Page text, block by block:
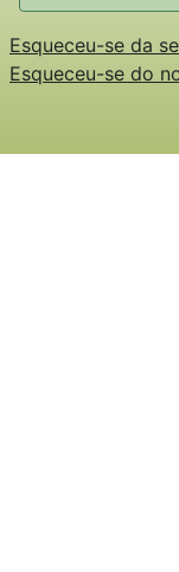
Esqueceu-se da
Esqueceu-se do